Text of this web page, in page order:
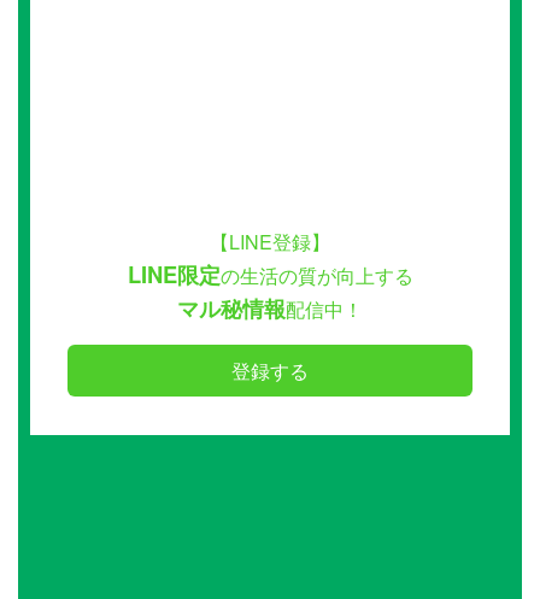
【LINE登録】
LINE限定の生活の質が向上する
マル秘情報配信中！
登録する